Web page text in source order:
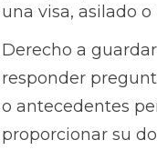
una visa, asilado
Derecho a
responder
o antecedentes
proporcionar su